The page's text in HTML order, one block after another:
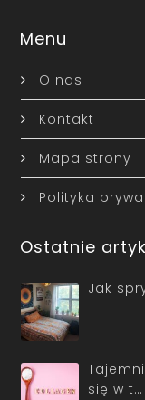
Menu
O nas
Kontakt
Mapa strony
Polityka
Ostatnie
Jak
się w t…